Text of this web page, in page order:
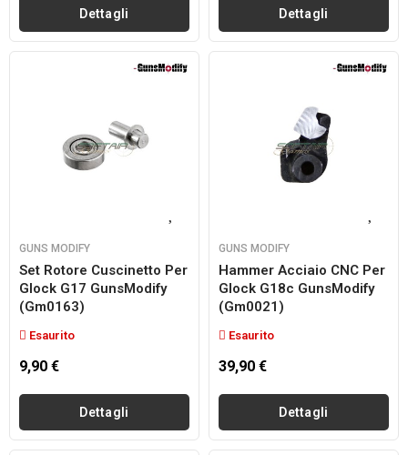
Dettagli Dettagli
GUNS MODIFY
Set Rotore Cuscinetto Per
Glock G17 GunsModify
(gm0163)
Esaurito
9,90 €
Dettagli
GUNS MODIFY
Hammer Acciaio CNC Per
Glock G18c GunsModify
(gm0021)
Esaurito
39,90 €
Dettagli